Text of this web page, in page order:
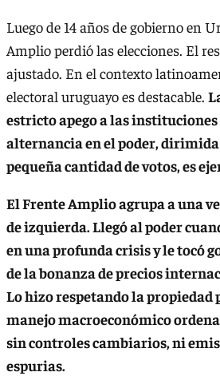
Luego de 14 años de gobierno en
Amplio perdió las elecciones. El
ajustado. En el contexto
electoral uruguayo es destacable.
estricto apego a las instituciones
alternancia en el poder,
pequeña cantidad de votos, es
El Frente Amplio agrupa a una
de izquierda. Llegó al poder
en una profunda crisis y le tocó
de la bonanza de precios
Lo hizo respetando la propiedad
manejo macroeconómico
sin controles cambiarios, ni
espurias.